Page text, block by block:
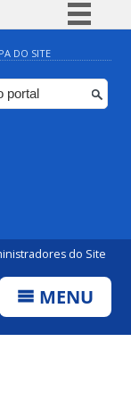
BR
DO SITE
do Site
MENU